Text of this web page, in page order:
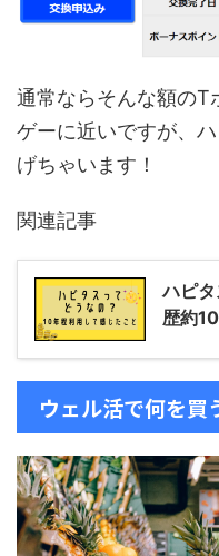
通常ならそんな額のT
ゲーに近いですが、
げちゃいます！
関連記事
ハピ
歴約
ウェル活で何を買